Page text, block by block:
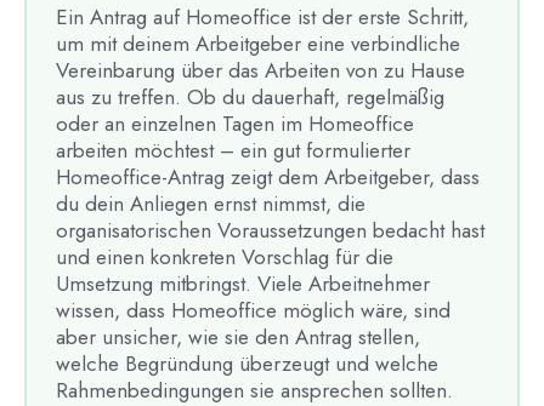
Ein Antrag auf Homeoffice ist der erste Schritt,
um mit deinem Arbeitgeber eine verbindliche
Vereinbarung über das Arbeiten von zu Hause
aus zu treffen. Ob du dauerhaft, regelmäßig
oder an einzelnen Tagen im Homeoffice
arbeiten möchtest – ein gut formulierter
Homeoffice-Antrag zeigt dem Arbeitgeber, dass
du dein Anliegen ernst nimmst, die
organisatorischen Voraussetzungen bedacht hast
und einen konkreten Vorschlag für die
Umsetzung mitbringst. Viele Arbeitnehmer
wissen, dass Homeoffice möglich wäre, sind
aber unsicher, wie sie den Antrag stellen,
welche Begründung überzeugt und welche
Rahmenbedingungen sie ansprechen sollten.